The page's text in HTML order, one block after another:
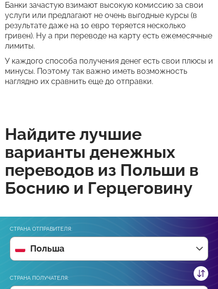
Банки зачастую взимают высокую комиссию за свои
услуги или предлагают не очень выгодные курсы (в
результате даже на 10 евро теряется несколько
гривен). Ну а при переводе на карту есть ежемесячные
лимиты.
У каждого способа получения денег есть свои плюсы и
минусы. Поэтому так важно иметь возможность
наглядно их сравнить еще до отправки.
Найдите лучшие
варианты денежных
переводов из Польши в
Боснию и Герцеговину
СТРАНА ОТПРАВИТЕЛЯ:
Польша
СТРАНА ПОЛУЧАТЕЛЯ: